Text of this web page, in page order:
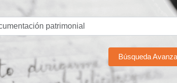
Búsqueda